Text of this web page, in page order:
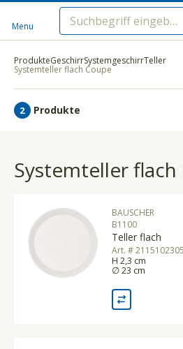
Menu
ProdukteGeschirrSystemgeschirrTeller
Systemteller flach Coupe
2 Produkte
Systemteller flach
BAUSCHER
B1100
Teller flach
Art. #
H 2,3 cm
∅ 23 cm